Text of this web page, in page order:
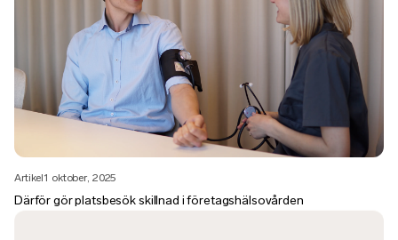
Artikel1 oktober, 2025
Därför gör platsbesök skillnad i företagshälsovården